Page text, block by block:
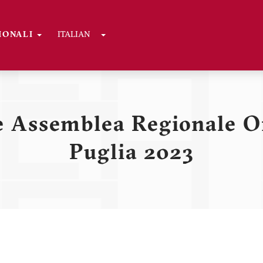
ITALIAN Toggle Dropdown
Assemblea Regionale
Puglia 2023